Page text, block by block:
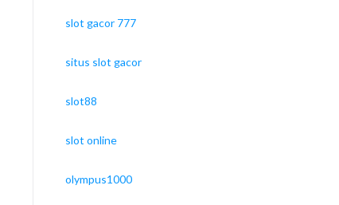
slot gacor 777
situs slot gacor
slot88
slot online
olympus1000